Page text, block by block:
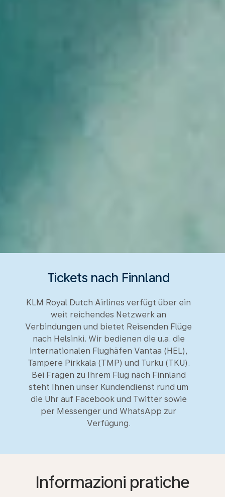
Tickets nach Finnland
KLM Royal Dutch Airlines verfügt über ein
weit reichendes Netzwerk an
Verbindungen und bietet Reisenden Flüge
nach Helsinki. Wir bedienen die u.a. die
internationalen Flughäfen Vantaa (HEL),
Tampere Pirkkala (TMP) und Turku (TKU).
Bei Fragen zu Ihrem Flug nach Finnland
steht Ihnen unser Kundendienst rund um
die Uhr auf Facebook und Twitter sowie
per Messenger und WhatsApp zur
Verfügung.
Informazioni pratiche